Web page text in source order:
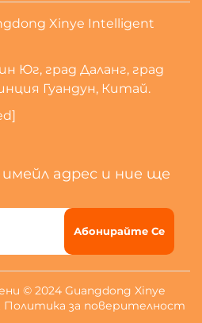
Xinye Intelligent
Юг, град Даланг, град
Гуандун, Китай.
адрес и ние ще
Абонирайте Се
© 2024 Guangdong Xinye
Политика за поверителност